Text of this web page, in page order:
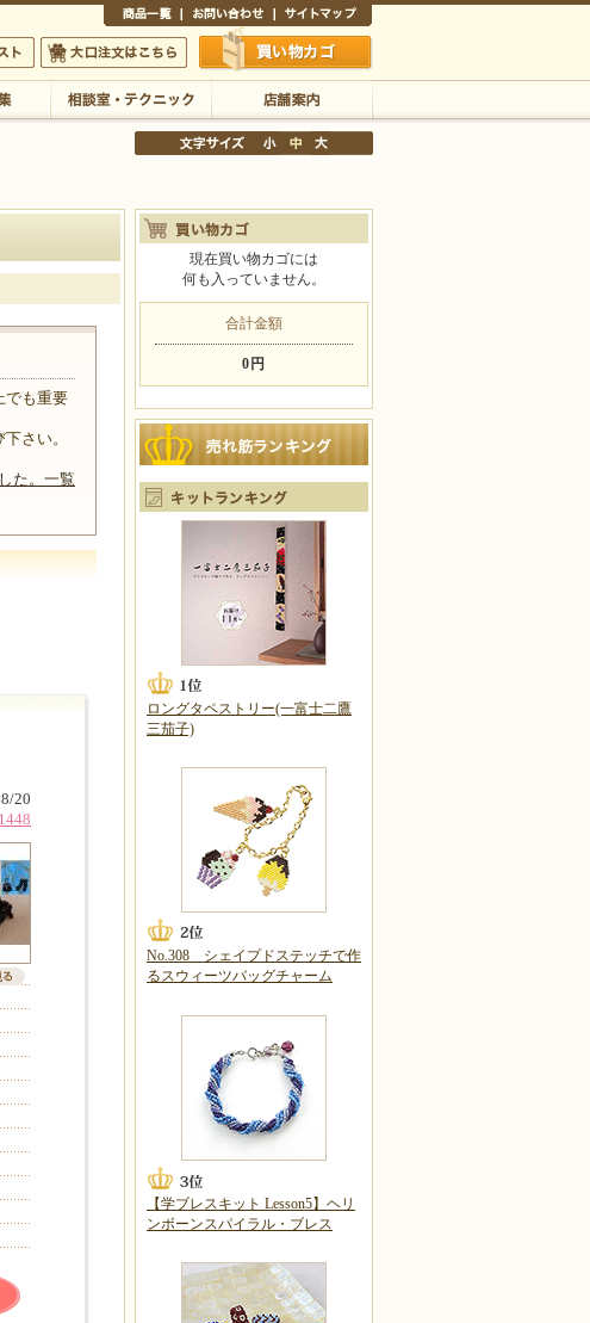
大口注文はこちら 買い物かご
店舗案内
でも重要
さい。
た。一覧
20
現在買い物カゴには
何も入っていません。
合計金額
0円
ロングタペストリー(一富士二鷹
三茄子)
No.308 シェイプドステッチで作
るスウィーツバッグチャーム
【学ブレスキット Lesson5】ヘリ
ンボーンスパイラル・ブレス